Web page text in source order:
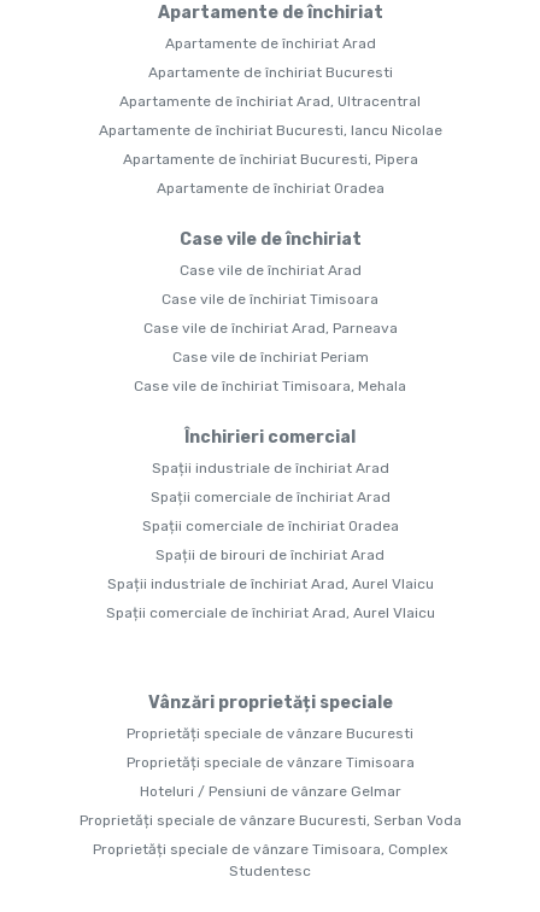
Apartamente de închiriat
Apartamente de închiriat Arad
Apartamente de închiriat Bucuresti
Apartamente de închiriat Arad, Ultracentral
Apartamente de închiriat Bucuresti, Iancu Nicolae
Apartamente de închiriat Bucuresti, Pipera
Apartamente de închiriat Oradea
Case vile de închiriat
Case vile de închiriat Arad
Case vile de închiriat Timisoara
Case vile de închiriat Arad, Parneava
Case vile de închiriat Periam
Case vile de închiriat Timisoara, Mehala
Închirieri comercial
Spații industriale de închiriat Arad
Spații comerciale de închiriat Arad
Spații comerciale de închiriat Oradea
Spații de birouri de închiriat Arad
Spații industriale de închiriat Arad, Aurel Vlaicu
Spații comerciale de închiriat Arad, Aurel Vlaicu
Vânzări proprietăți speciale
Proprietăți speciale de vânzare Bucuresti
Proprietăți speciale de vânzare Timisoara
Hoteluri / Pensiuni de vânzare Gelmar
Proprietăți speciale de vânzare Bucuresti, Serban Voda
Proprietăți speciale de vânzare Timisoara, Complex
Studentesc